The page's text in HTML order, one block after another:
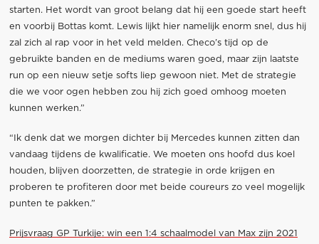
starten. Het wordt van groot belang dat hij een goede start heeft
en voorbij Bottas komt. Lewis lijkt hier namelijk enorm snel, dus hij
zal zich al rap voor in het veld melden. Checo’s tijd op de
gebruikte banden en de mediums waren goed, maar zijn laatste
run op een nieuw setje softs liep gewoon niet. Met de strategie
die we voor ogen hebben zou hij zich goed omhoog moeten
kunnen werken.”
“Ik denk dat we morgen dichter bij Mercedes kunnen zitten dan
vandaag tijdens de kwalificatie. We moeten ons hoofd dus koel
houden, blijven doorzetten, de strategie in orde krijgen en
proberen te profiteren door met beide coureurs zo veel mogelijk
punten te pakken.”
Prijsvraag GP Turkije: win een 1:4 schaalmodel van Max zijn 2021